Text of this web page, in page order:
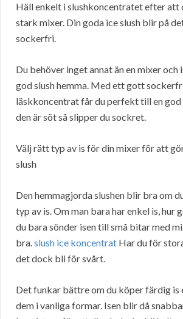
Häll enkelt i slushkoncentratet efter att
stark mixer. Din goda ice slush blir på
sockerfri.
Du behöver inget annat än en mixer
god slush hemma. Med ett gott
läskkoncentrat får du perfekt till en god
den är söt så slipper du sockret.
Välj rätt typ av is för din mixer för att
slush
Den hemmagjorda slushen blir bra om
typ av is. Om man bara har enkel is, hur
du bara sönder isen till små bitar med
bra.slush ice koncentrat Har du för
det dock bli för svårt.
Det funkar bättre om du köper färdig is
dem i vanliga formar. Isen blir då